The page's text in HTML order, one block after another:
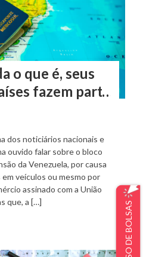
o que é, seus
fazem parte
dos noticiários nacionais e
ouvido falar sobre o bloco
da Venezuela, por causa
veículos ou mesmo por
assinado com a União
que, a […]